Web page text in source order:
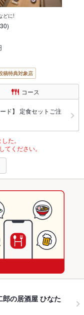
どに!
稿特典対象店
コース
ド】 定食セットご注
た。
ください。
郎の居酒屋 ひなた